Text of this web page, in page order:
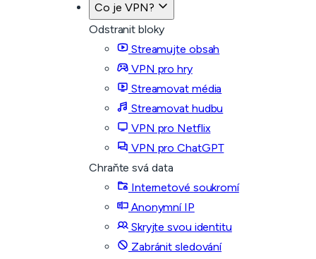
Co je VPN?
Odstranit bloky
Streamujte obsah
VPN pro hry
Streamovat média
Streamovat hudbu
VPN pro Netflix
VPN pro ChatGPT
Chraňte svá data
Internetové soukromí
Anonymní IP
Skryjte svou identitu
Zabránit sledování